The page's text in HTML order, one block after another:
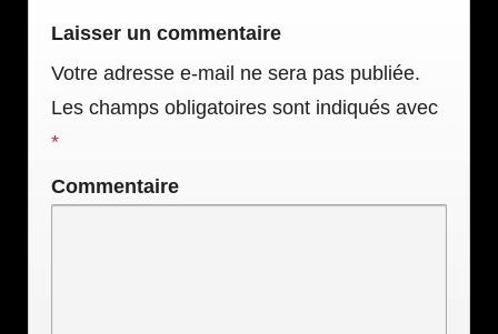
Laisser un commentaire
Votre adresse e-mail ne sera pas publiée.
Les champs obligatoires sont indiqués avec
*
Commentaire